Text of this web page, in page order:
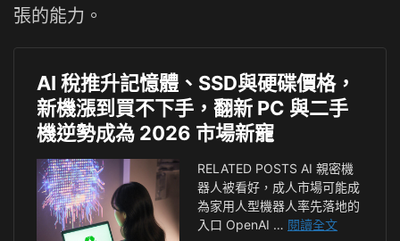
張的能力。